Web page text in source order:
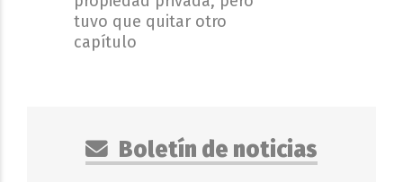
tuvo que quitar otro
capítulo
Boletín de noticias